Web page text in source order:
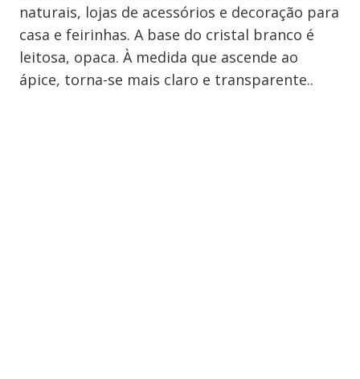
naturais, lojas de acessórios e decoração para
casa e feirinhas. A base do cristal branco é
leitosa, opaca. À medida que ascende ao
ápice, torna-se mais claro e transparente..